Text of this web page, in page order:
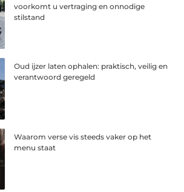
voorkomt u vertraging en onnodige
stilstand
Oud ijzer laten ophalen: praktisch, veilig en
verantwoord geregeld
Waarom verse vis steeds vaker op het
menu staat